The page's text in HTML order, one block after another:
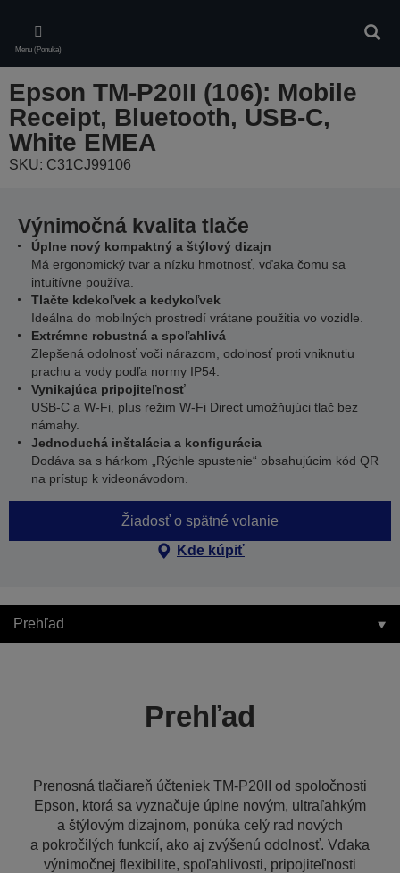
main
content
Menu (Ponuka)
Epson TM-P20II (106): Mobile
Receipt, Bluetooth, USB-C,
White EMEA
SKU: C31CJ99106
Výnimočná kvalita tlače
Úplne nový kompaktný a štýlový dizajn
Má ergonomický tvar a nízku hmotnosť, vďaka čomu sa
intuitívne používa.
Tlačte kdekoľvek a kedykoľvek
Ideálna do mobilných prostredí vrátane použitia vo vozidle.
Extrémne robustná a spoľahlivá
Zlepšená odolnosť voči nárazom, odolnosť proti vniknutiu
prachu a vody podľa normy IP54.
Vynikajúca pripojiteľnosť
USB-C a W-Fi, plus režim W-Fi Direct umožňujúci tlač bez
námahy.
Jednoduchá inštalácia a konfigurácia
Dodáva sa s hárkom „Rýchle spustenie“ obsahujúcim kód QR
na prístup k videonávodom.
Žiadosť o spätné volanie
Kde kúpiť
Prehľad
Prehľad
Prenosná tlačiareň účteniek TM-P20II od spoločnosti
Epson, ktorá sa vyznačuje úplne novým, ultraľahkým
a štýlovým dizajnom, ponúka celý rad nových
a pokročilých funkcií, ako aj zvýšenú odolnosť. Vďaka
výnimočnej flexibilite, spoľahlivosti, pripojiteľnosti